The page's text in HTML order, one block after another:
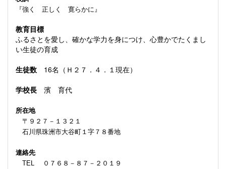
『強く 正しく 寛らかに』
教育目標
ふるさとを愛し、確かな学力を身につけ、心豊かでたくまし
い生徒の育成
生徒数 16名（Ｈ２７．４．１現在）
学校長 濱 育代
所在地
〒９２７－１３２１
石川県珠洲市大谷町１字７８番地
連絡先
TEL ０７６８－８７－２０１９